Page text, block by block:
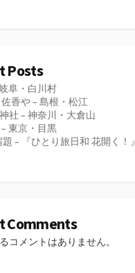
Posts
阜・白川村
香や – 島根・松江
社 – 神奈川・大倉山
東京・目黒
– 『ひとり旅日和 花開く！』
Comments
コメントはありません。